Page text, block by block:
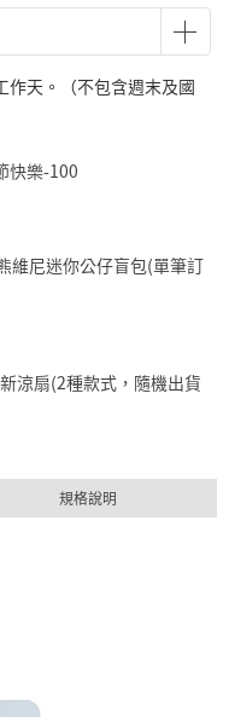
作天。（不包含週末及國
快樂-100
維尼迷你公仔盲包(單筆訂
涼扇(2種款式，隨機出貨
規格說明